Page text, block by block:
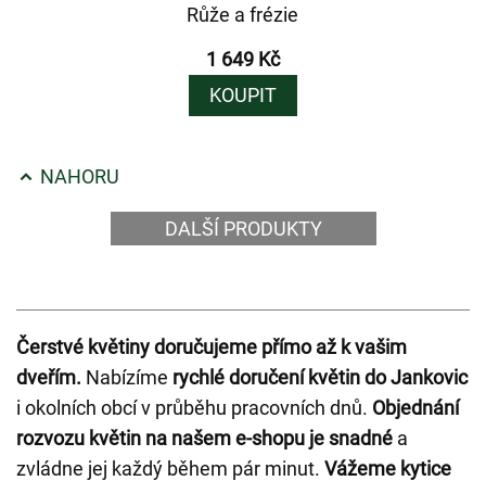
Růže a frézie
1 649 Kč
KOUPIT
NAHORU
DALŠÍ PRODUKTY
Čerstvé květiny doručujeme přímo až k vašim
dveřím. Nabízíme rychlé doručení květin do Jankovic
i okolních obcí v průběhu pracovních dnů. Objednání
rozvozu květin na našem e-shopu je snadné a
zvládne jej každý během pár minut. Vážeme kytice